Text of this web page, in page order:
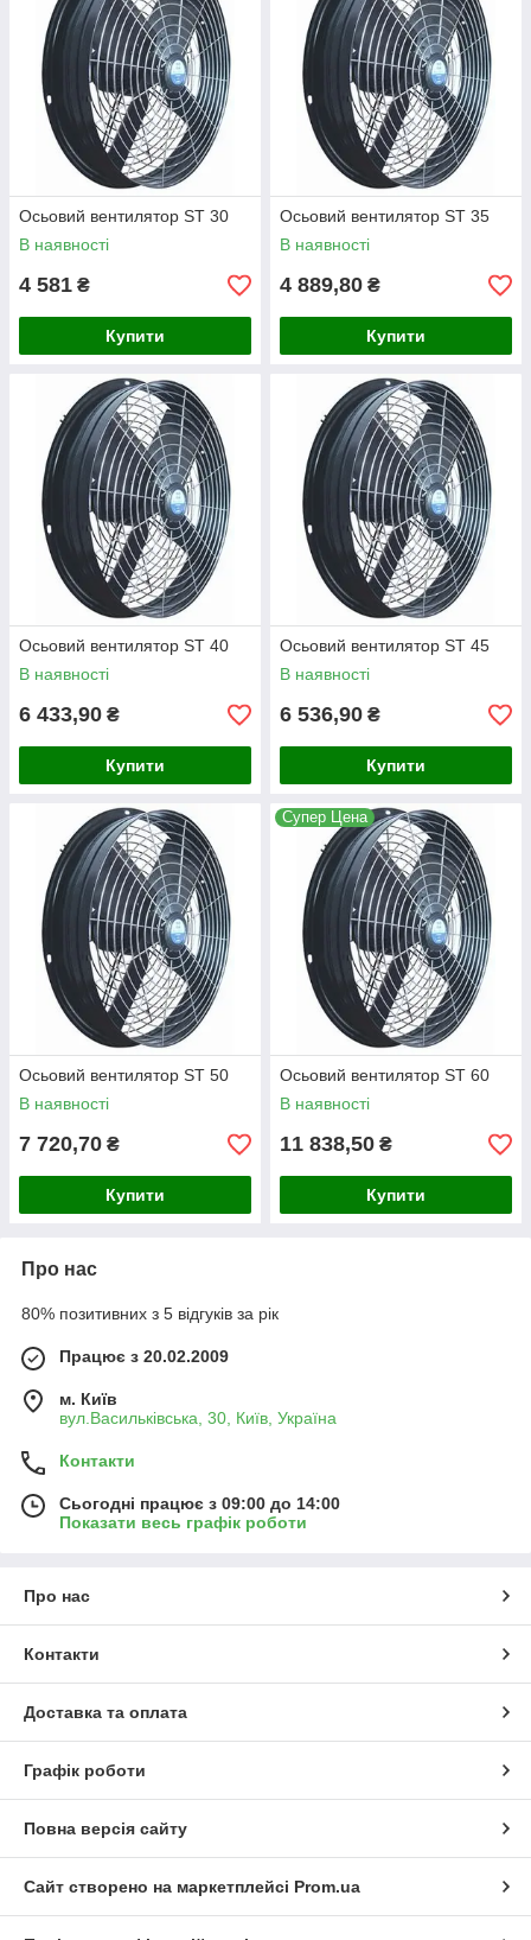
Осьовий вентилятор ST 30
В наявності
4 581 ₴
Купити
Осьовий вентилятор ST 35
В наявності
4 889,80 ₴
Купити
Осьовий вентилятор ST 40
В наявності
6 433,90 ₴
Купити
Осьовий вентилятор ST 45
В наявності
6 536,90 ₴
Купити
Осьовий вентилятор ST 50
В наявності
7 720,70 ₴
Купити
Супер Цена
Осьовий вентилятор ST 60
В наявності
11 838,50 ₴
Купити
Про нас
80% позитивних з 5 відгуків за рік
Працює з 20.02.2009
м. Київ
вул.Васильківська, 30, Київ, Україна
Контакти
Сьогодні працює з 09:00 до 14:00
Показати весь графік роботи
Про нас
Контакти
Доставка та оплата
Графік роботи
Повна версія сайту
Сайт створено на маркетплейсі Prom.ua